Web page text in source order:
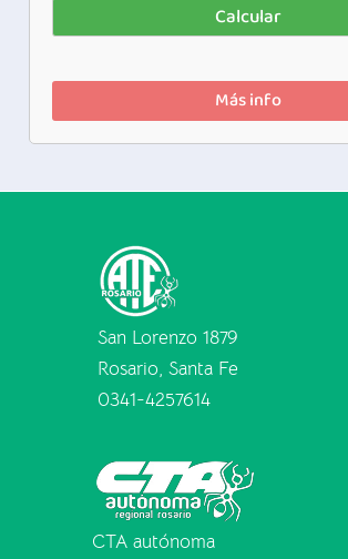
Calcular
Más info
San Lorenzo 1879
Rosario, Santa Fe
0341-4257614
CTA autónoma